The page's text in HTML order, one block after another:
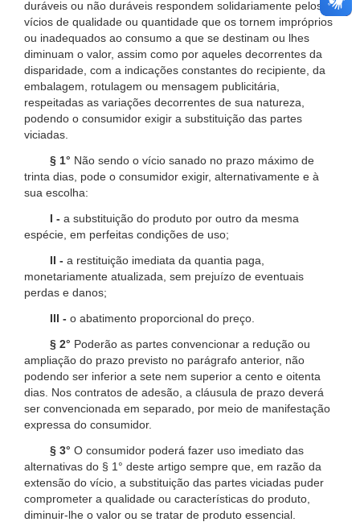
duráveis ou não duráveis respondem solidariamente pelos
vícios de qualidade ou quantidade que os tornem impróprios
ou inadequados ao consumo a que se destinam ou lhes
diminuam o valor, assim como por aqueles decorrentes da
disparidade, com a indicações constantes do recipiente, da
embalagem, rotulagem ou mensagem publicitária,
respeitadas as variações decorrentes de sua natureza,
podendo o consumidor exigir a substituição das partes
viciadas.
§ 1° Não sendo o vício sanado no prazo máximo de
trinta dias, pode o consumidor exigir, alternativamente e à
sua escolha:
I - a substituição do produto por outro da mesma
espécie, em perfeitas condições de uso;
II - a restituição imediata da quantia paga,
monetariamente atualizada, sem prejuízo de eventuais
perdas e danos;
III - o abatimento proporcional do preço.
§ 2° Poderão as partes convencionar a redução ou
ampliação do prazo previsto no parágrafo anterior, não
podendo ser inferior a sete nem superior a cento e oitenta
dias. Nos contratos de adesão, a cláusula de prazo deverá
ser convencionada em separado, por meio de manifestação
expressa do consumidor.
§ 3° O consumidor poderá fazer uso imediato das
alternativas do § 1° deste artigo sempre que, em razão da
extensão do vício, a substituição das partes viciadas puder
comprometer a qualidade ou características do produto,
diminuir-lhe o valor ou se tratar de produto essencial.